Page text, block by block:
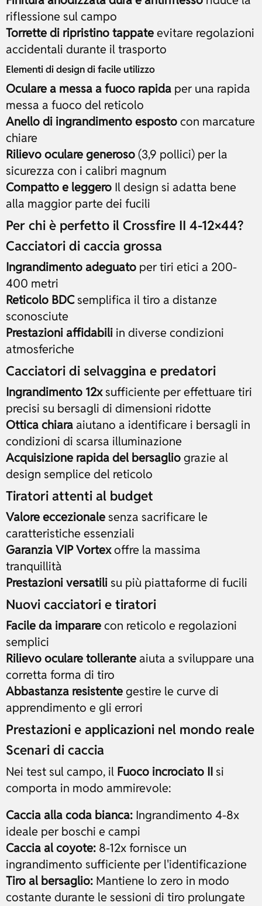
riflessione sul campo
Torrette di ripristino tappateevitare regolazioni
accidentali durante il trasporto
Elementi di design di facile utilizzo
Oculare a messa a fuoco rapida per una rapida
messa a fuoco del reticolo
Anello di ingrandimento espostocon marcature
chiare
Rilievo oculare generoso(3,9 pollici) per la
sicurezza con i calibri magnum
Compatto e leggero Il design si adatta bene
alla maggior parte dei fucili
Per chi è perfetto il Crossfire II 4-12×44?
Cacciatori di caccia grossa
Ingrandimento adeguato per tiri etici a 200-
400 metri
Reticolo BDCsemplifica il tiro a distanze
sconosciute
Prestazioni affidabili in diverse condizioni
atmosferiche
Cacciatori di selvaggina e predatori
Ingrandimento 12xsufficiente per effettuare tiri
precisi su bersagli di dimensioni ridotte
Ottica chiara aiutano a identificare i bersagli in
condizioni di scarsa illuminazione
Acquisizione rapida del bersagliograzie al
design semplice del reticolo
Tiratori attenti al budget
Valore eccezionale senza sacrificare le
caratteristiche essenziali
Garanzia VIP Vortexoffre la massima
tranquillità
Prestazioni versatili su più piattaforme di fucili
Nuovi cacciatori e tiratori
Facile da impararecon reticolo e regolazioni
semplici
Rilievo oculare tollerante aiuta a sviluppare una
corretta forma di tiro
Abbastanza resistentegestire le curve di
apprendimento e gli errori
Prestazioni e applicazioni nel mondo reale
Scenari di caccia
Nei test sul campo, il Fuoco incrociato II si
comporta in modo ammirevole:
Caccia alla coda bianca: Ingrandimento 4-8x
ideale per boschi e campi
Caccia al coyote: 8-12x fornisce un
ingrandimento sufficiente per l'identificazione
Tiro al bersaglio: Mantiene lo zero in modo
costante durante le sessioni di tiro prolungate